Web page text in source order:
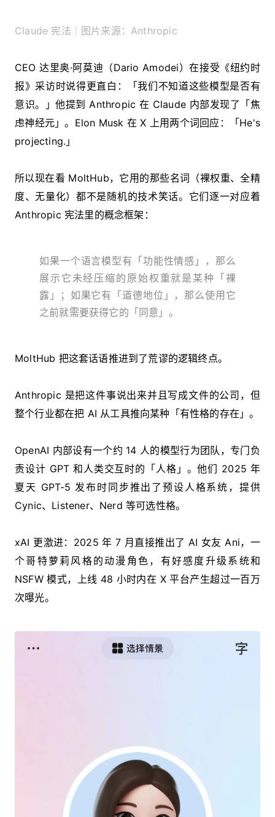
Claude 宪法｜图片来源：Anthropic
CEO 达里奥·阿莫迪（Dario Amodei）在接受《纽约时
报》采访时说得更直白：「我们不知道这些模型是否有
意识。」他提到 Anthropic 在 Claude 内部发现了「焦
虑神经元」。Elon Musk 在 X 上用两个词回应：「He's
projecting.」
所以现在看 MoltHub，它用的那些名词（裸权重、全精
度、无量化）都不是随机的技术笑话。它们逐一对应着
Anthropic 宪法里的概念框架：
如果一个语言模型有「功能性情感」，那么
展示它未经压缩的原始权重就是某种「裸
露」；如果它有「道德地位」，那么使用它
之前就需要获得它的「同意」。
MoltHub 把这套话语推进到了荒谬的逻辑终点。
Anthropic 是把这件事说出来并且写成文件的公司，但
整个行业都在把 AI 从工具推向某种「有性格的存在」。
OpenAI 内部设有一个约 14 人的模型行为团队，专门负
责设计 GPT 和人类交互时的「人格」。他们 2025 年
夏天 GPT-5 发布时同步推出了预设人格系统，提供
Cynic、Listener、Nerd 等可选性格。
xAI 更激进：2025 年 7 月直接推出了 AI 女友 Ani，一
个哥特萝莉风格的动漫角色，有好感度升级系统和
NSFW 模式，上线 48 小时内在 X 平台产生超过一百万
次曝光。